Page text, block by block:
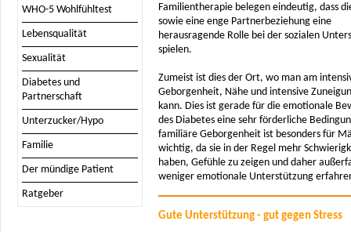
WHO-5 Wohlfühltest
Lebensqualität
Sexualität
Diabetes und
Partnerschaft
Unterzucker/Hypo
Familie
Der mündige Patient
Ratgeber
Familientherapie belegen eindeutig, dass
sowie eine enge Partnerbeziehung eine
herausragende Rolle bei der sozialen
spielen.
Zumeist ist dies der Ort, wo man am
Geborgenheit, Nähe und intensive
kann. Dies ist gerade für die emotionale
des Diabetes eine sehr förderliche
familiäre Geborgenheit ist besonders für
wichtig, da sie in der Regel mehr
haben, Gefühle zu zeigen und daher
weniger emotionale Unterstützung
Gute Unterstützung - gut gegen Stress